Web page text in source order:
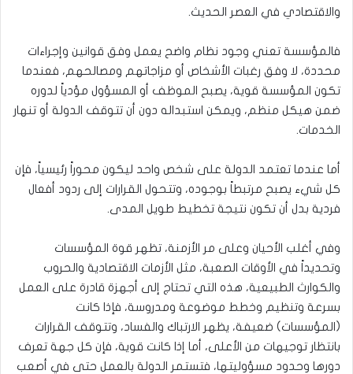
والاقتصادي في العصر الحديث.
فالمؤسسة تعني وجود نظام واضح يعمل وفق قوانين وإجراءات
محددة، لا وفق رغبات الأشخاص أو مزاجاتهم ومصالحهم، فعندما
تكون المؤسسة قوية، يصبح الموظف أو المسؤول مؤدياً لدوره
ضمن هيكل منظم، ويمكن استبداله دون أن تتوقف الدولة أو تنهار
الخدمات.
أما عندما تعتمد الدولة على شخص واحد ليكون محوراً رئيسياً، فإن
كل شيء يصبح مرتبطاً بوجوده، وتتحول القرارات إلى ردود أفعال
فردية بدل أن تكون نتيجة تخطيط طويل المدى.
وفي أغلب الأحيان وعلى مر الأزمنة، تظهر قوة المؤسسات
وتحديداً في الأوقات الصعبة، مثل الأزمات الاقتصادية والحروب
والكوارث الطبيعية، هذه التي تحتاج إلى أجهزة قادرة على العمل
بسرعة وتنظيم وخطط موضوعة ومدروسة، فإذا كانت
(المؤسسات) ضعيفة، يظهر الارتباك والفساد، وتتوقف القرارات
بانتظار توجيهات من الأعلى، أما إذا كانت قوية، فإن كل جهة تعرف
دورها وحدود مسؤوليتها، فتستمر الدولة بالعمل حتى في أصعب